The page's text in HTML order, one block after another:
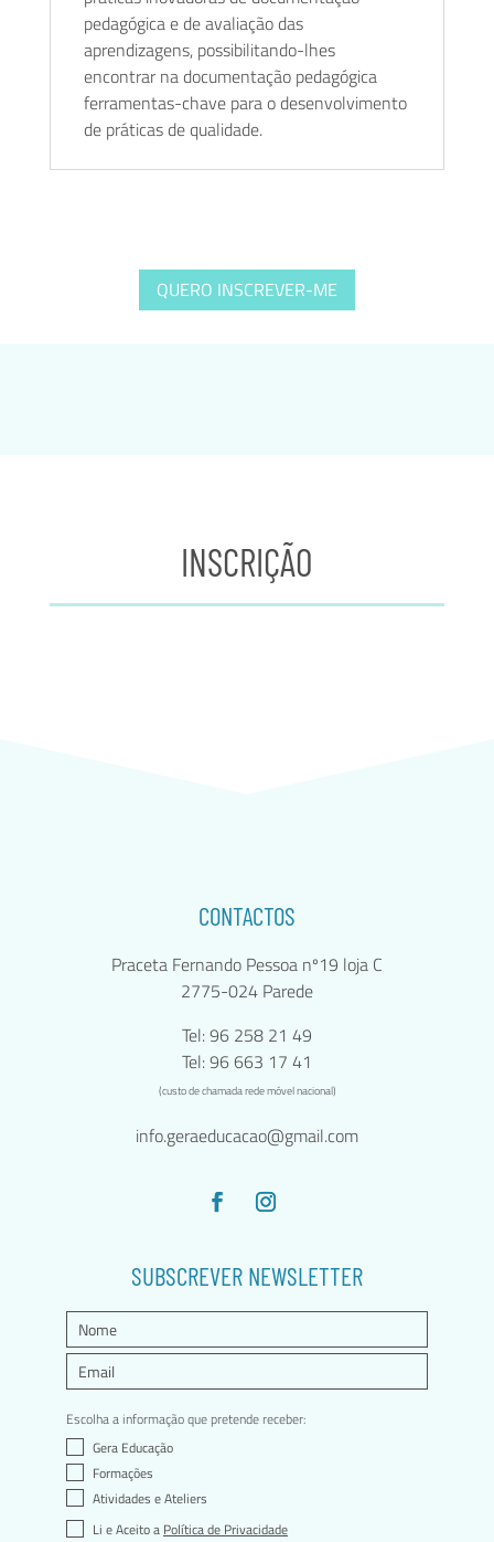
pedagógica e de avaliação das
aprendizagens, possibilitando-lhes
encontrar na documentação pedagógica
ferramentas-chave para o desenvolvimento
de práticas de qualidade.
QUERO INSCREVER-ME
INSCRIÇÃO
CONTACTOS
Praceta Fernando Pessoa nº19 loja C
2775-024 Parede
Tel: 96 258 21 49
Tel: 96 663 17 41
(custo de chamada rede móvel nacional)
info.geraeducacao@gmail.com
SUBSCREVER NEWSLETTER
Escolha a informação que pretende receber:
Gera Educação
Formações
Atividades e Ateliers
Li e Aceito a Política de Privacidade